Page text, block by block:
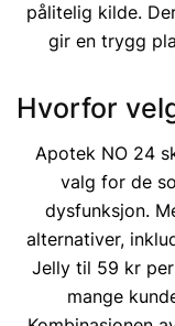
pålitelig kilde.
gir en trygg
Hvorfor
Apotek NO 24
valg for de
dysfunksjon.
alternativer,
Jelly til 59 kr
mange